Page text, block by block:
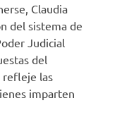
Claudia
del sistema de
Judicial
del
refleje las
imparten